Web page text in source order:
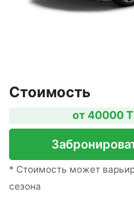
Стоимость
от 40000
* Стоимость может
сезона